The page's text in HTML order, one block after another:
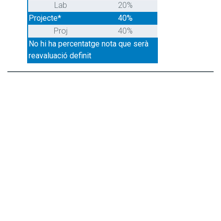
Lab
20%
Projecte*
40%
Proj
40%
No hi ha percentatge nota que serà
reavaluació definit